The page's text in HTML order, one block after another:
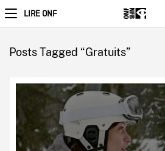
LIRE ONF
Posts Tagged “Gratuits”